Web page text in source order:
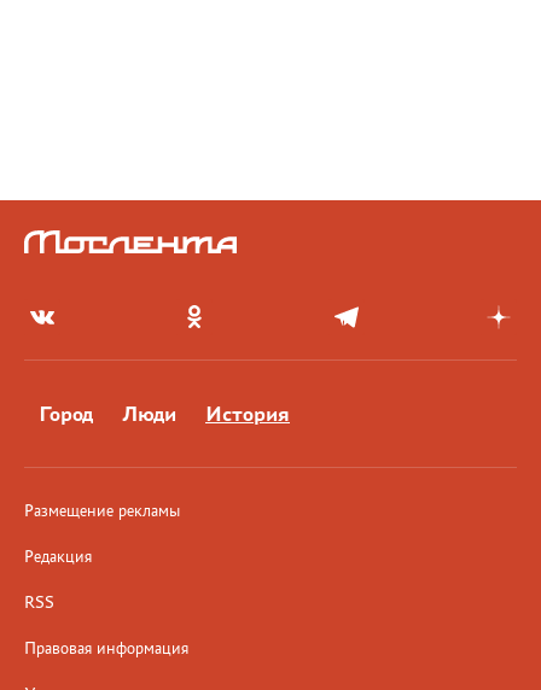
Город Люди История
Размещение рекламы
Редакция
RSS
Правовая информация